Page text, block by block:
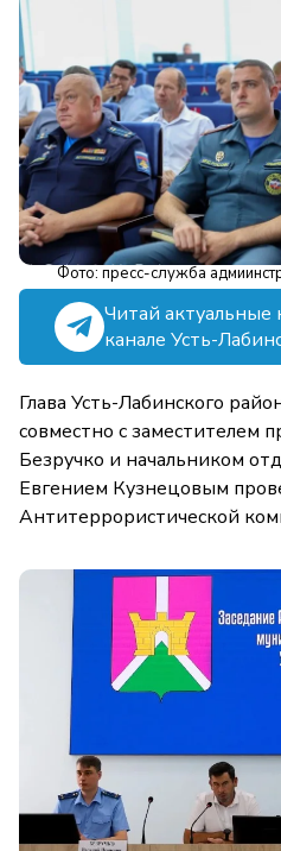
Фото: пресс-служба
Читай актуальные
канале Усть-
Глава Усть-Лабинского
совместно с заместителем
Безручко и начальником
Евгением Кузнецовым
Антитеррористической